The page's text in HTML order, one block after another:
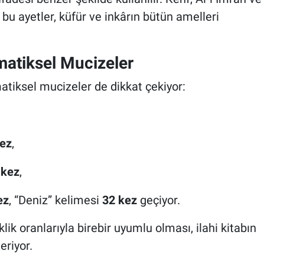
ayetler, küfür ve inkârın bütün amelleri
Mucizeler
mucizeler de dikkat çekiyor:
,
,
, “Deniz” kelimesi 32 kezgeçiyor.
oranlarıyla birebir uyumlu olması, ilahi kitabın